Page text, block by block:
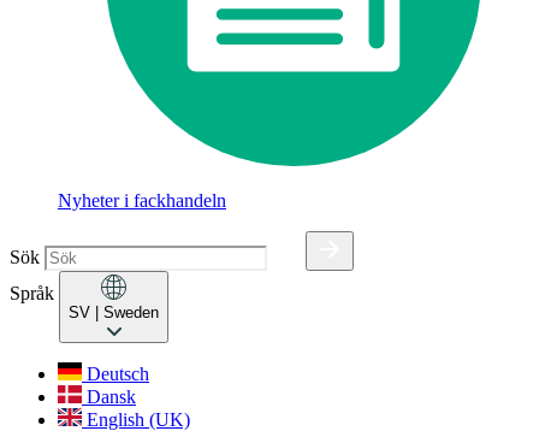
Nyheter i fackhandeln
Sök
Språk
SV | Sweden
Deutsch
Dansk
English (UK)